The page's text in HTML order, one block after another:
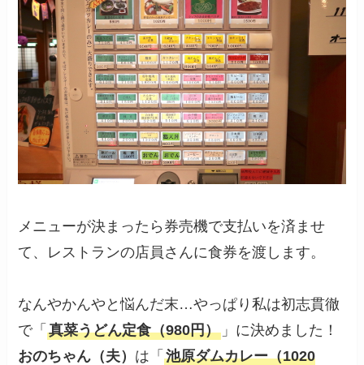
メニューが決まったら券売機で支払いを済ませ
て、レストランの店員さんに食券を渡します。
なんやかんやと悩んだ末…やっぱり私は初志貫徹
で「真菜うどん定食（980円） 」に決めました！
おのちゃん（夫） は「池原ダムカレー（1020